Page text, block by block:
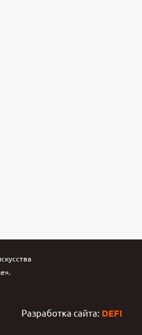
Разработка сайта: DEFI